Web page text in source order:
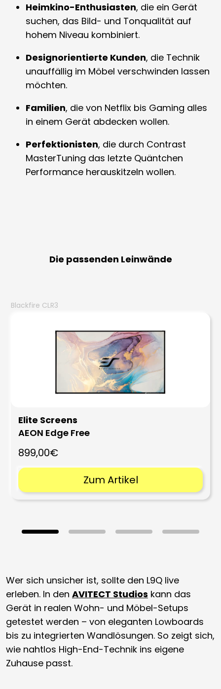
Heimkino-Enthusiasten, die ein Gerät
suchen, das Bild- und Tonqualität auf
hohem Niveau kombiniert.
Designorientierte Kunden, die Technik
unauffällig im Möbel verschwinden lassen
möchten.
Familien, die von Netflix bis Gaming alles
in einem Gerät abdecken wollen.
Perfektionisten, die durch Contrast
MasterTuning das letzte Quäntchen
Performance herauskitzeln wollen.
Die passenden Leinwände
Blackfire CLR3
Elite Screens
AEON Edge Free
899,00€
Zum Artikel
Wer sich unsicher ist, sollte den L9Q live
erleben. In den AVITECT Studios kann das
Gerät in realen Wohn- und Möbel-Setups
getestet werden – von eleganten Lowboards
bis zu integrierten Wandlösungen. So zeigt sich,
wie nahtlos High-End-Technik ins eigene
Zuhause passt.